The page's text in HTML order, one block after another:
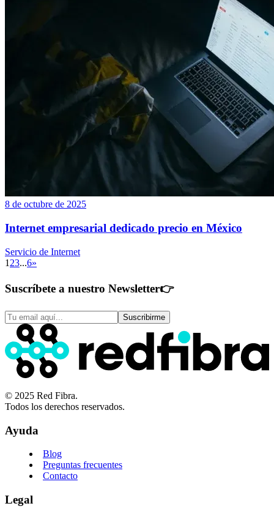
8 de octubre de 2025
Internet empresarial dedicado precio en México
Servicio de Internet
1 23...6»
Suscríbete a nuestro Newsletter👉
Suscribirme
© 2025 Red Fibra.
Todos los derechos reservados.
Ayuda
Blog
Preguntas frecuentes
Contacto
Legal